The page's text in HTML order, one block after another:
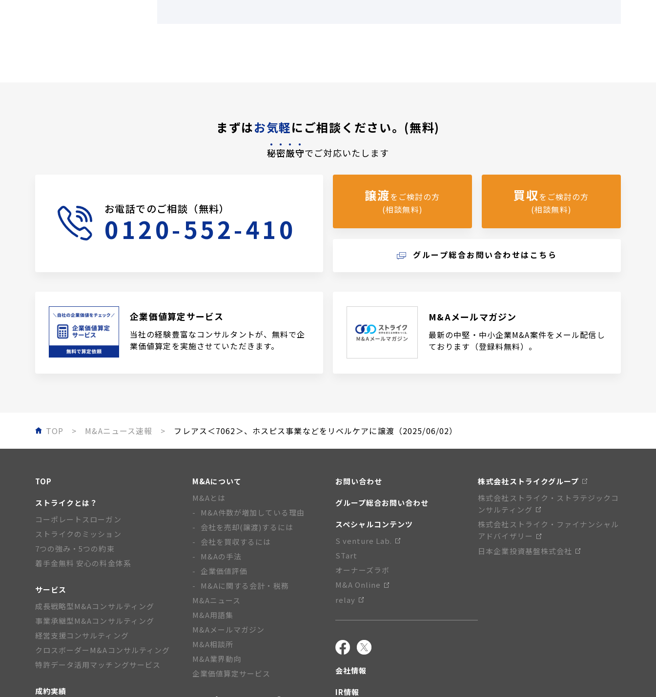
まずはお気軽にご相談ください。(無料)
秘密厳守でご対応いたします
お電話でのご相談（無料）
0120-552-410
譲渡をご検討の方
(相談無料)
買収をご検討の方
(相談無料)
グループ総合お問い合わせはこちら
企業価値算定サービス
当社の経験豊富なコンサルタントが、無料で企
業価値算定を実施させていただきます。
M&Aメールマガジン
最新の中堅・中小企業M&A案件をメール配信し
ております（登録料無料）。
TOP M&Aニュース速報 フレアス＜7062＞、ホスピス事業などをリベルケアに譲渡（2025/06/02）
TOP
ストライクとは？
コーポレートスローガン
ストライクのミッション
7つの強み・5つの約束
着手金無料 安心の料金体系
サービス
成長戦略型M&Aコンサルティング
事業承継型M&Aコンサルティング
経営支援コンサルティング
クロスボーダーM&Aコンサルティング
特許データ活用マッチングサービス
成約実績
M&Aについて
M&Aとは
M&A件数が増加している理由
会社を売却(譲渡)するには
会社を買収するには
M&Aの手法
企業価値評価
M&Aに関する会計・税務
M&Aニュース
M&A用語集
M&Aメールマガジン
M&A相談所
M&A業界動向
企業価値算定サービス
お問い合わせ
グループ総合お問い合わせ
スペシャルコンテンツ
S venture Lab.
STart
オーナーズラボ
M&A Online
relay
会社情報
IR情報
株式会社ストライクグループ
株式会社ストライク・ストラテジックコ
ンサルティング
株式会社ストライク・ファイナンシャル
アドバイザリー
日本企業投資基盤株式会社